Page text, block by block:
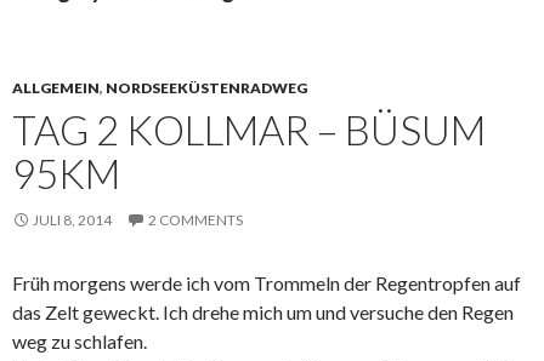
ALLGEMEIN, NORDSEEKÜSTENRADWEG
TAG 2 KOLLMAR – BÜSUM
95KM
JULI 8, 2014 2 COMMENTS
Früh morgens werde ich vom Trommeln der Regentropfen auf
das Zelt geweckt. Ich drehe mich um und versuche den Regen
weg zu schlafen.